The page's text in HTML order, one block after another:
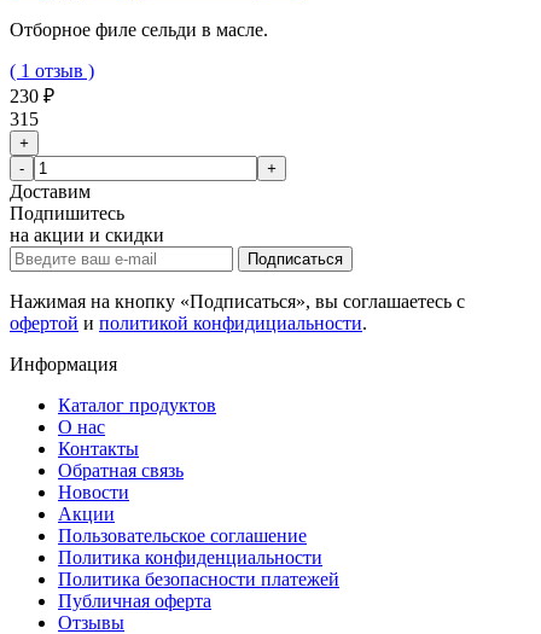
Отборное филе сельди в масле.
( 1 отзыв )
230 ₽
315
+
-
+
Доставим
Подпишитесь
на акции и скидки
Подписаться
Нажимая на кнопку «Подписаться», вы соглашаетесь с
офертой и политикой конфидициальности.
Информация
Каталог продуктов
О нас
Контакты
Обратная связь
Новости
Акции
Пользовательское соглашение
Политика конфиденциальности
Политика безопасности платежей
Публичная оферта
Отзывы